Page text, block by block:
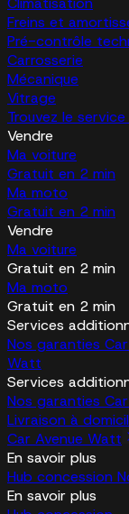
Freins et
Pré-contrôle
Carrosserie
Mécanique
Vitrage
Trouvez le
Vendre
Ma voiture
Gratuit en 2 min
Ma moto
Gratuit en 2 min
Vendre
Ma voiture
Gratuit en 2 min
Ma moto
Gratuit en 2 min
Services
Nos garanties
Watt
Services
Nos garanties
Livraison à
Car Avenue Watt
En savoir plus
Hub concession
En savoir plus